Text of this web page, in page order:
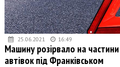
25.06.2021 16:49
Машину розірвало на
автівок під Франківськом